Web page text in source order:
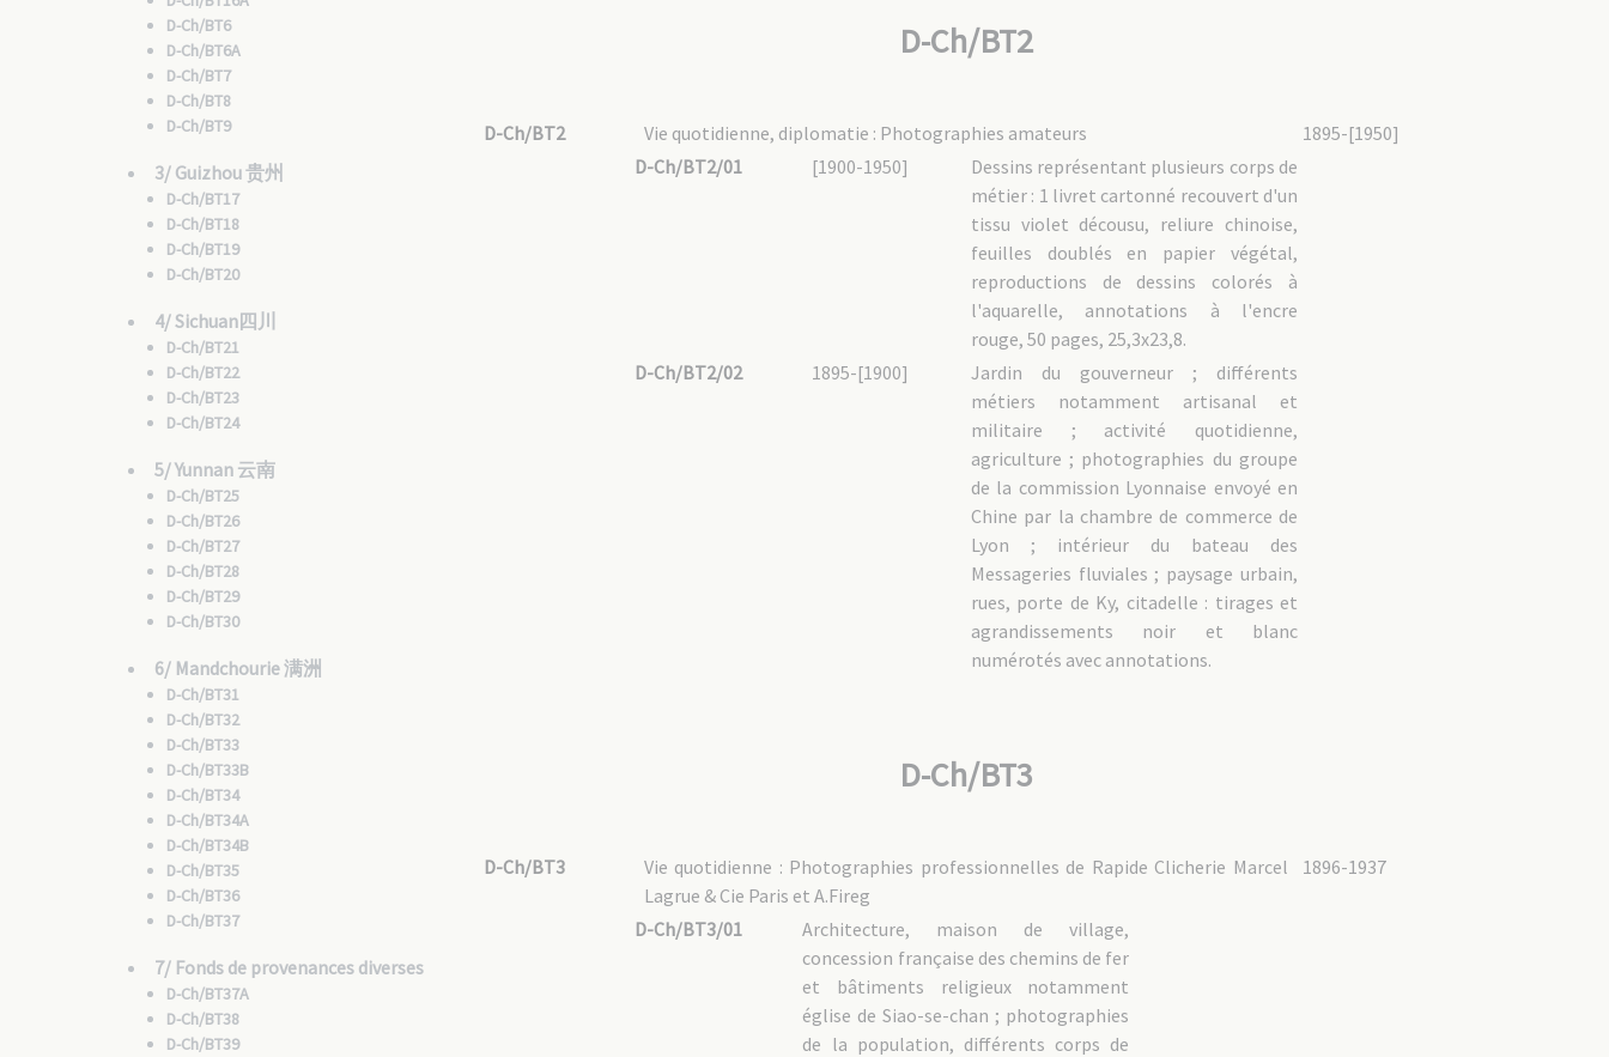
D-Ch/BT6
D-Ch/BT6A
D-Ch/BT7
D-Ch/BT8
D-Ch/BT9
3/ Guizhou 贵州
D-Ch/BT17
D-Ch/BT18
D-Ch/BT19
D-Ch/BT20
4/ Sichuan四川
D-Ch/BT21
D-Ch/BT22
D-Ch/BT23
D-Ch/BT24
5/ Yunnan 云南
D-Ch/BT25
D-Ch/BT26
D-Ch/BT27
D-Ch/BT28
D-Ch/BT29
D-Ch/BT30
6/ Mandchourie 满洲
D-Ch/BT31
D-Ch/BT32
D-Ch/BT33
D-Ch/BT33B
D-Ch/BT34
D-Ch/BT34A
D-Ch/BT34B
D-Ch/BT35
D-Ch/BT36
D-Ch/BT37
7/ Fonds de provenances diverses
D-Ch/BT37A
D-Ch/BT38
D-Ch/BT39
D-Ch/BT2
D-Ch/BT2 1895-[1950]
Vie quotidienne, diplomatie : Photographies amateurs
D-Ch/BT2/01
[1900-1950]
Dessins représentant plusieurs corps de
métier : 1 livret cartonné recouvert d'un
tissu violet décousu, reliure chinoise,
feuilles doublés en papier végétal,
reproductions de dessins colorés à
l'aquarelle, annotations à l'encre
rouge, 50 pages, 25,3x23,8.
D-Ch/BT2/02
1895-[1900]
Jardin du gouverneur ; différents
métiers notamment artisanal et
militaire ; activité quotidienne,
agriculture ; photographies du groupe
de la commission Lyonnaise envoyé en
Chine par la chambre de commerce de
Lyon ; intérieur du bateau des
Messageries fluviales ; paysage urbain,
rues, porte de Ky, citadelle : tirages et
agrandissements noir et blanc
numérotés avec annotations.
D-Ch/BT3
D-Ch/BT3 1896-1937
Vie quotidienne : Photographies professionnelles de Rapide Clicherie Marcel
Lagrue & Cie Paris et A.Fireg
D-Ch/BT3/01
Architecture, maison de village,
concession française des chemins de fer
et bâtiments religieux notamment
église de Siao-se-chan ; photographies
de la population, différents corps de